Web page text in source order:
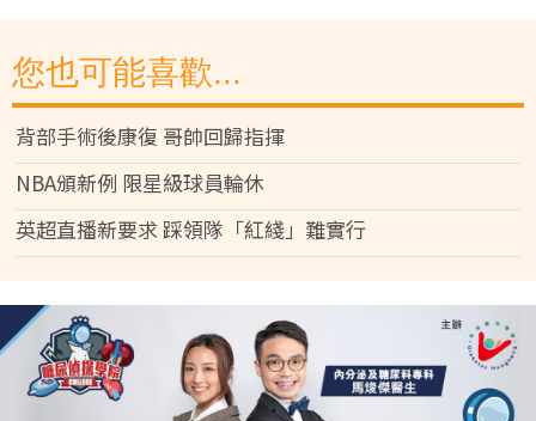
您也可能喜歡...
背部手術後康復 哥帥回歸指揮
NBA頒新例 限星級球員輪休
英超直播新要求 踩領隊「紅綫」難實行